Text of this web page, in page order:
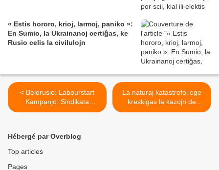
« Estis hororo, krioj, larmoj, paniko »:
En Sumio, la Ukrainanoj certiĝas, ke
Rusio celis la civilulojn
< Belorusio: Labourstart
Kampanjo: Sindikata
aktiveco ne estas
La naturaj katastrofoj ege
kreskigas la kazojn de
malario en Malavio kaj
Hébergé par Overblog
Top articles
Pages